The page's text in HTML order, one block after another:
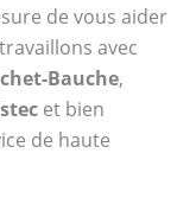
de vous aider
avec
Bauche,
et bien
de haute